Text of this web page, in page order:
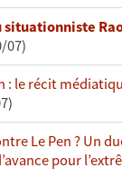
situationniste
07)
: le récit
Le Pen ? Un
pour